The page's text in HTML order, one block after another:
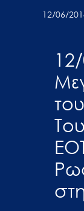
προσβασιμότητας.
12/06/